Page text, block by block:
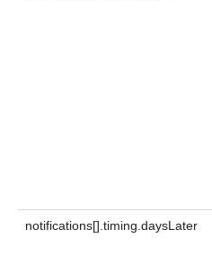
notifications[].timing.daysLater